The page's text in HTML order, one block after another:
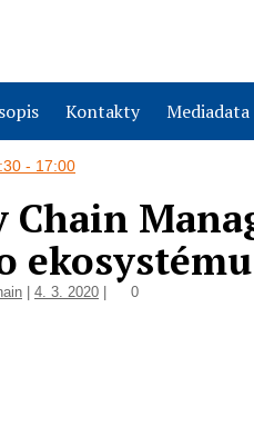
Kontakty Mediadata
Chain
ekosystému
4. 3. 2020 0